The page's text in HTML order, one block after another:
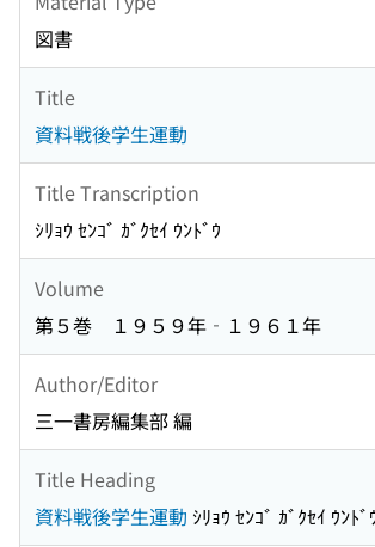
図書
Title
資料戦後学生運動
Title Transcription
ｼﾘｮｳ ｾﾝｺﾞ ｶﾞｸｾｲ ｳﾝﾄﾞｳ
Volume
第５巻 １９５９年‐１９６１年
Author/Editor
三一書房編集部 編
Title Heading
資料戦後学生運動 ｼﾘｮｳ ｾﾝｺﾞ ｶﾞｸｾｲ ｳﾝﾄﾞ